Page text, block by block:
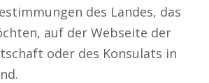
des Landes, das
auf der Webseite der
oder des Konsulats in